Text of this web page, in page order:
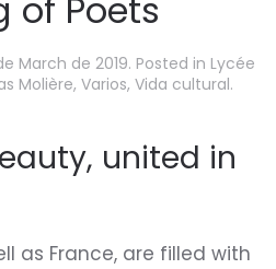
of Poets
March de 2019. Posted in Lycée
Molière, Varios, Vida cultural.
united in
as France, are filled with